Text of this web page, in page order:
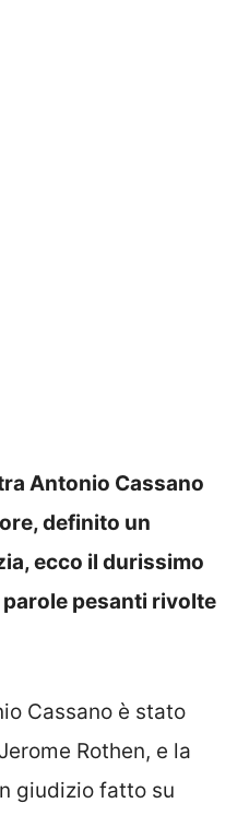
Antonio Cassano
definito un
ecco il durissimo
pesanti rivolte
Cassano è stato
Rothen, e la
giudizio fatto su